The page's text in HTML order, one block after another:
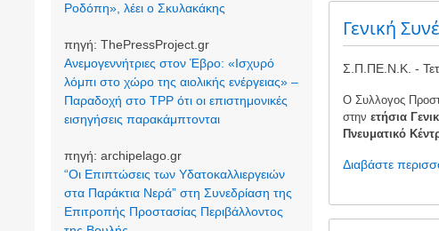
Γενική
Σ.Π.ΠΕ.Ν.Κ.
Ο Συλλογος
στην ετήσια
Πνευματικό
Διαβάστε
Ροδόπη», λέει ο Σκυλακάκης
πηγή: ThePressProject.gr
Ανεμογεννήτριες στον Έβρο: «Ισχυρό
λόμπι στο χώρο της αιολικής ενέργειας» –
Παραδοχή στο TPP ότι οι επιστημονικές
εισηγήσεις παρακάμπτονται
πηγή: archipelago.gr
“Οι Επιπτώσεις των Υδατοκαλλιεργειών
στα Παράκτια Νερά” στη Συνεδρίαση της
Επιτροπής Προστασίας Περιβάλλοντος